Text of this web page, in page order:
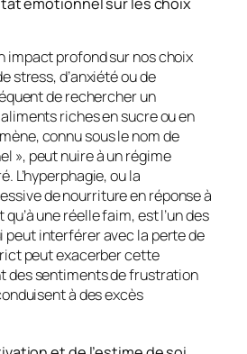
impact profond sur nos choix
stress, d’anxiété ou de
de rechercher un
riches en sucre ou en
connu sous le nom de
», peut nuire à un régime
L’hyperphagie, ou la
de nourriture en réponse à
une réelle faim, est l’un des
interférer avec la perte de
peut exacerber cette
des sentiments de frustration
à des excès